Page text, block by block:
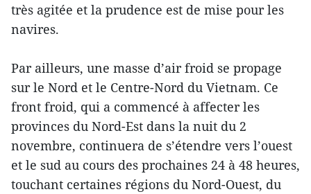
très agitée et la prudence est de mise pour les
navires.
Par ailleurs, une masse d’air froid se propage
sur le Nord et le Centre-Nord du Vietnam. Ce
front froid, qui a commencé à affecter les
provinces du Nord-Est dans la nuit du 2
novembre, continuera de s’étendre vers l’ouest
et le sud au cours des prochaines 24 à 48 heures,
touchant certaines régions du Nord-Ouest, du